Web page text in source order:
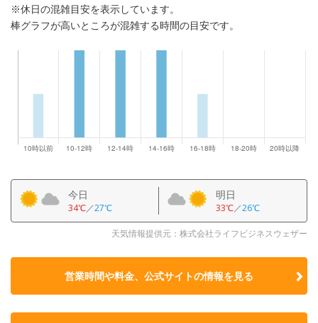
※休日の混雑目安を表示しています。
棒グラフが高いところが混雑する時間の目安です。
今日
34℃／27℃
明日
33℃／26℃
天気情報提供元：株式会社ライフビジネスウェザー
営業時間や料金、公式サイトの情報を見る